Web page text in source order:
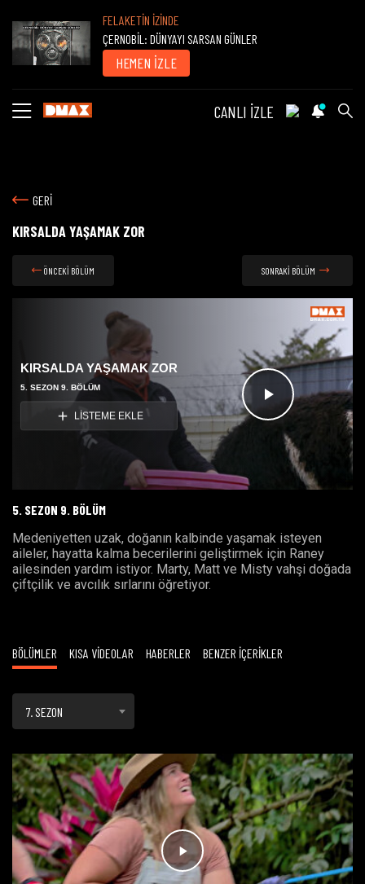
FELAKETİN İZİNDE
ÇERNOBİL: DÜNYAYI SARSAN GÜNLER
HEMEN İZLE
CANLI İZLE
GERİ
KIRSALDA YAŞAMAK ZOR
ÖNCEKİ BÖLÜM SONRAKİ BÖLÜM
Videoyu
Oynat
KIRSALDA YAŞAMAK ZOR
5. SEZON 9. BÖLÜM
LİSTEME EKLE
5. SEZON 9. BÖLÜM
Medeniyetten uzak, doğanın kalbinde yaşamak isteyen
aileler, hayatta kalma becerilerini geliştirmek için Raney
ailesinden yardım istiyor. Marty, Matt ve Misty vahşi doğada
çiftçilik ve avcılık sırlarını öğretiyor.
BÖLÜMLER KISA VİDEOLAR HABERLER BENZER İÇERİKLER
7. SEZON